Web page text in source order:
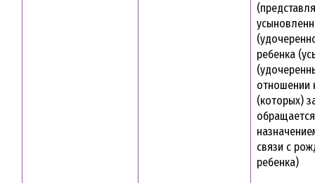
ребенка
отношении
(которых)
связи с
ребенка)